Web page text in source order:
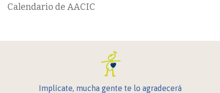
Calendario de AACIC
Implícate, mucha gente te lo agradecerá